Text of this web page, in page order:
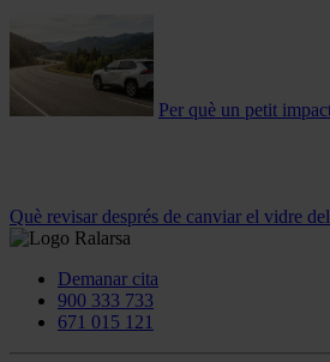
Per què un petit
Què revisar després de canviar el vidre
Demanar cita
900 333 733
671 015 121